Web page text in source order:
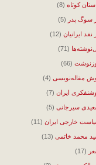
کوتاه (8)
سوگ پدر (5)
نقد ایرانیان (12)
(71)
(66)
مقاله‌نویسی (4)
ایران (7)
سیرجانی (5)
خارجی ایران (11)
محمد خاتمی (13)
(17)